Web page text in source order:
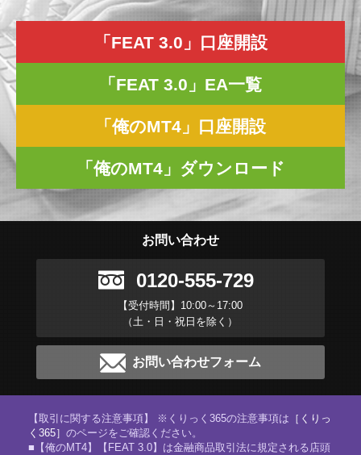
「FEAT 3.0」口座開設
「FEAT 3.0」EA一覧
「俺のMT4」口座開設
「俺のMT4」ダウンロード
お問い合わせ
0120-555-729
【受付時間】10:00～17:00
（土・日・祝日を除く）
お問い合わせフォーム
【取引に関する注意事項】 ※くりっく365の注意事項は ［くりっ
く365］ のページをご確認ください。
■【俺のMT4】【FEAT 3.0】は金融商品取引法に規定される店頭